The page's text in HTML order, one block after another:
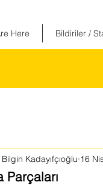
Here Bildiriler /
Parçaları
Kadayıfçıoğlu 16